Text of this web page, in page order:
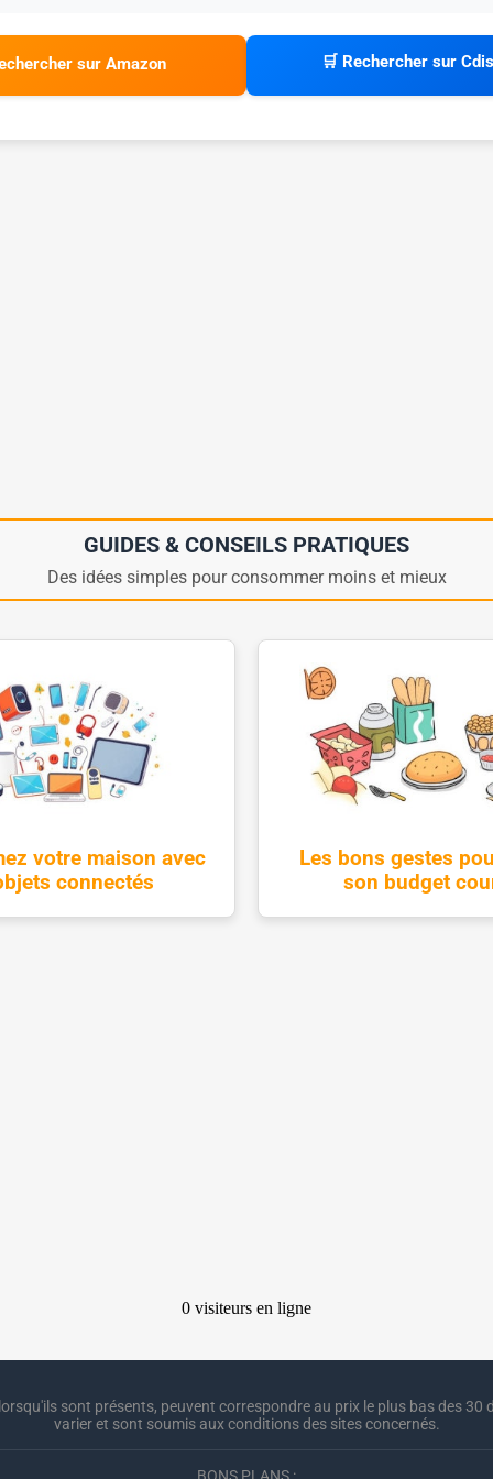
sur Amazon 🛒 Rechercher sur
GUIDES & CONSEILS PRATIQUES
Des idées simples pour consommer moins et mieux
votre maison avec
connectés
Les bons gestes
son budget
sont présents, peuvent correspondre au prix le plus bas des 30
varier et sont soumis aux conditions des sites concernés.